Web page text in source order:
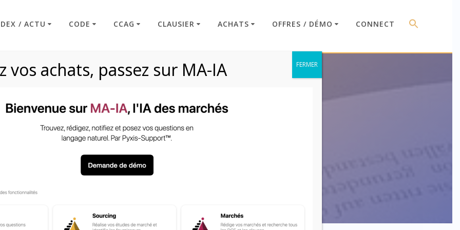
/ ACTU CODE CCAG CLAUSIER ACHATS OFFRES / DÉMO CONNECT
Article R2431-22
Code : Commande Publique
vos achats, passez sur MA-IA FERMER